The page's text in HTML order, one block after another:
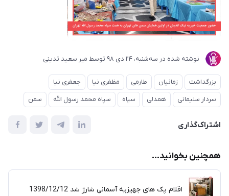
نوشته شده در ﺳﻪشنبه، 24 دی 98 توسط میر سعید تدینی
بزرگداشت زمانیان طارمی مظفری نیا
جعفری نیا
سردار سلیمانی
همدلی سپاه سپاه محمد رسول الله سمن
اشتراک‌گذاری
همچنین بخوانید...
اقلام پک های جهیزیه آسمانی شارژ شد 1398/12/12